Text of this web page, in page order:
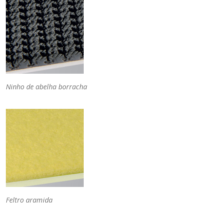
Ninho de abelha borracha
Feltro aramida